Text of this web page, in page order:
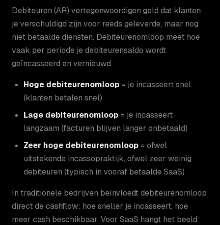
Debiteuren (AR) vertegenwoordigen geld dat klanten
je verschuldigd zijn voor reeds geleverde, maar nog
niet betaalde diensten. Debiteurenomloop meet hoe
vaak per periode je debiteurensaldo wordt
geïncasseerd en vernieuwd.
Hoge debiteurenomloop = je incasseert snel
(klanten betalen snel)
Lage debiteurenomloop = je incasseert
langzaam (facturen blijven langer onbetaald)
Zeer hoge debiteurenomloop = ofwel
uitstekende incassopraktijk, ofwel zeer weinig
debiteuren (typisch in vooraf betaalde SaaS)
In traditionele bedrijven beïnvloedt debiteurenomloop
direct de cashflow: hoe sneller je incasseert, hoe
meer cash beschikbaar. Voor SaaS hangt het beeld